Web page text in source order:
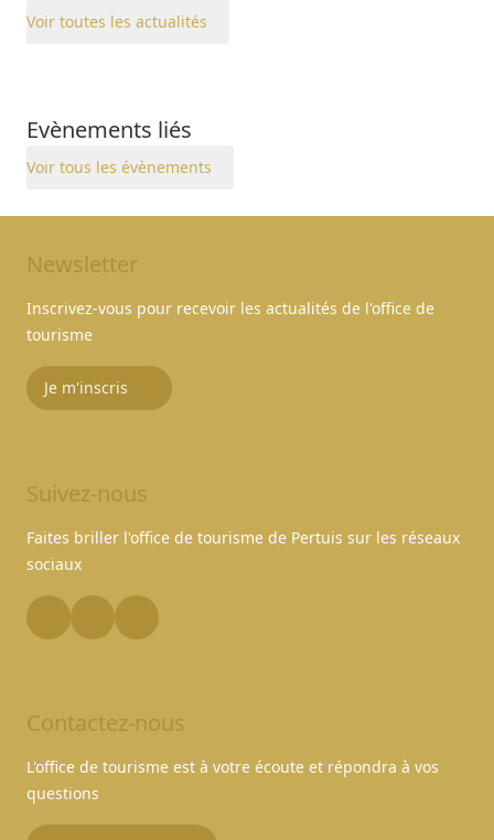
Voir toutes les actualités
Evènements liés
Voir tous les évènements
Newsletter
Inscrivez-vous pour recevoir les actualités de l'office de
tourisme
Je m'inscris
Suivez-nous
Faites briller l'office de tourisme de Pertuis sur les réseaux
sociaux
Contactez-nous
L'office de tourisme est à votre écoute et répondra à vos
questions